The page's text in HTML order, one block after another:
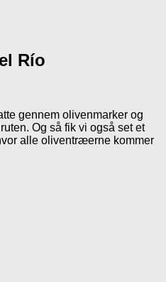
Río
gennem olivenmarker og
Og så fik vi også set et
alle oliventræerne kommer